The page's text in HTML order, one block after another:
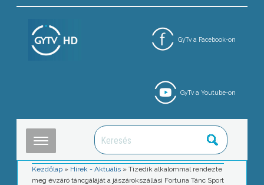
GyTv a Facebook-on
GyTv a Youtube-on
Kezdőlap » Hírek - Aktuális »Tizedik alkalommal rendezte
meg évzáró táncgáláját a jászárokszállási Fortuna Tánc Sport